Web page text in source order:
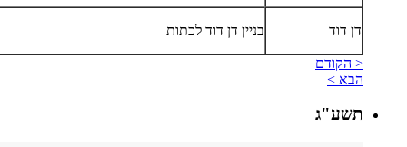
דן דוד בניין דן דוד לכתות
< הקודם
הבא >
תשע"ג